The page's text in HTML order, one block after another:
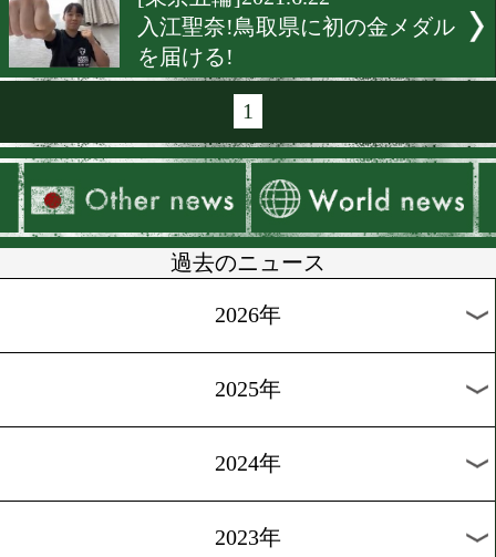
五輪も県大会もやることは
らない!成松大介
[東京五輪]2021.6.25
岡澤セオンが語ったアマチ
ボクシングへの想い
[東京五輪]2021.6.24
75kg級の森脇唯人はスピー
ビックリさせる!
[東京五輪]2021.6.22
初の15秒。
[東京五輪]2021.6.22
入江聖奈!鳥取県に初の金